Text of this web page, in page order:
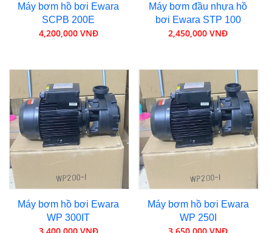
Máy bơm hồ bơi Ewara
SCPB 200E
4,200,000 VNĐ
Máy bơm đầu nhựa hồ
bơi Ewara STP 100
2,450,000 VNĐ
Máy bơm hồ bơi Ewara
WP 300IT
Máy bơm hồ bơi Ewara
WP 250I